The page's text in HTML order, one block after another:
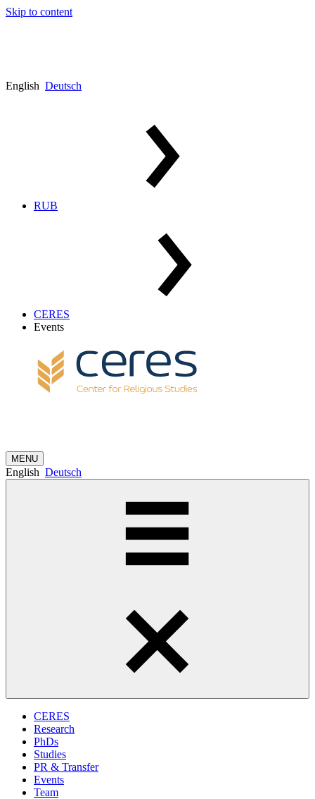
Skip to content
English Deutsch
RUB
CERES
Events
MENU
English Deutsch
CERES
Research
PhDs
Studies
PR & Transfer
Events
Team